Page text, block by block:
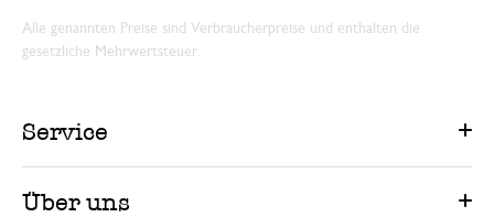
Alle genannten Preise sind Verbraucherpreise und enthalten die
gesetzliche Mehrwertsteuer.
Service
Über uns